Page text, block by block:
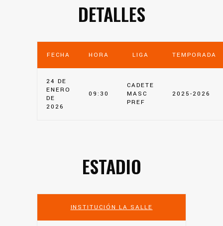
DETALLES
FECHA HORA LIGA TEMPORADA
24 DE
ENERO
DE
2026
09:30
CADETE
MASC
PREF
2025-2026
ESTADIO
INSTITUCIÓN LA SALLE